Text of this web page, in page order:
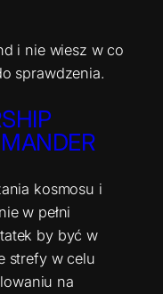
i nie wiesz w co
sprawdzenia.
kosmosu i
w pełni
by być w
strefy w celu
na